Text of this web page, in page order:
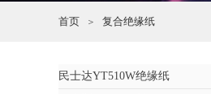
首页 ＞ 复合绝缘纸
民士达YT510W绝缘纸